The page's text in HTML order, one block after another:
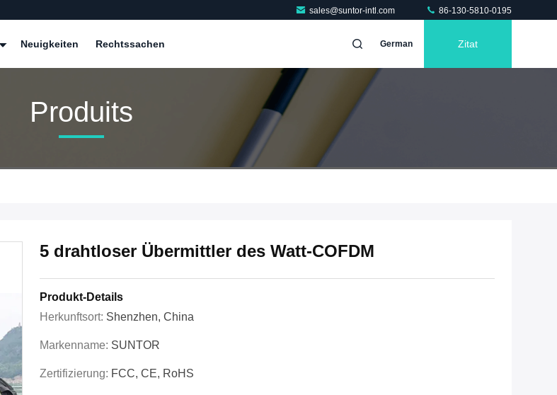
sales@suntor-intl.com 86-130-5810-0195
Neuigkeiten Rechtssachen German Zitat
Produits
5 drahtloser Übermittler des Watt-COFDM
Produkt-Details
Herkunftsort: Shenzhen, China
Markenname: SUNTOR
Zertifizierung: FCC, CE, RoHS